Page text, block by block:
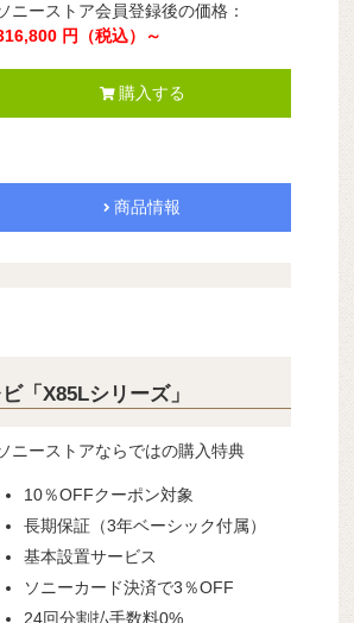
ニーストア会員登録後の価格：
円（税込）～
購入する
商品情報
「X85Lシリーズ」
ニーストアならではの購入特典
10％OFFクーポン対象
長期保証（3年ベーシック付属）
基本設置サービス
ソニーカード決済で3％OFF
24回分割払手数料0%